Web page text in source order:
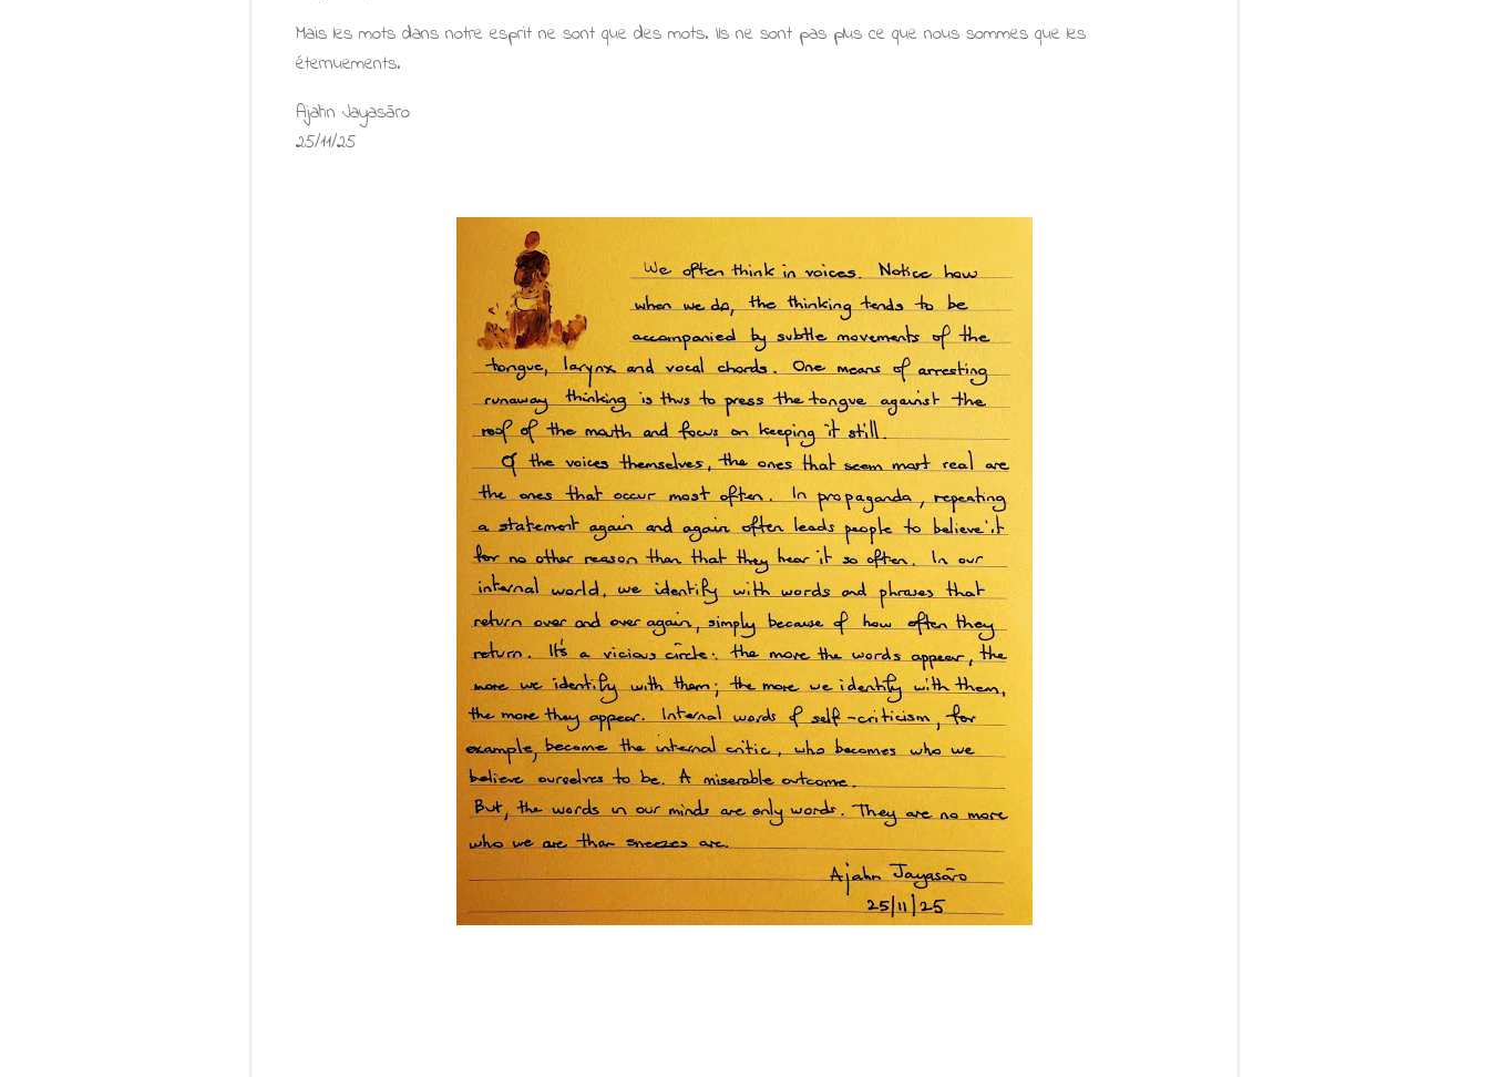
Mais les mots dans notre esprit ne sont que des mots. Ils ne sont pas plus ce que nous sommes que les
éternuements.
Ajahn Jayasāro
25/11/25